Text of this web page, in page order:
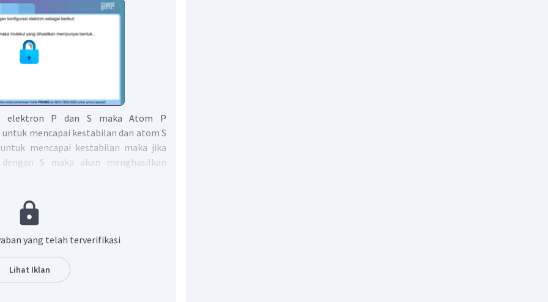
elektron P dan S maka Atom P
mencapai kestabilan dan atom S
mencapai kestabilan maka jika
S maka akan menghasilkan
yang telah terverifikasi
Lihat Iklan